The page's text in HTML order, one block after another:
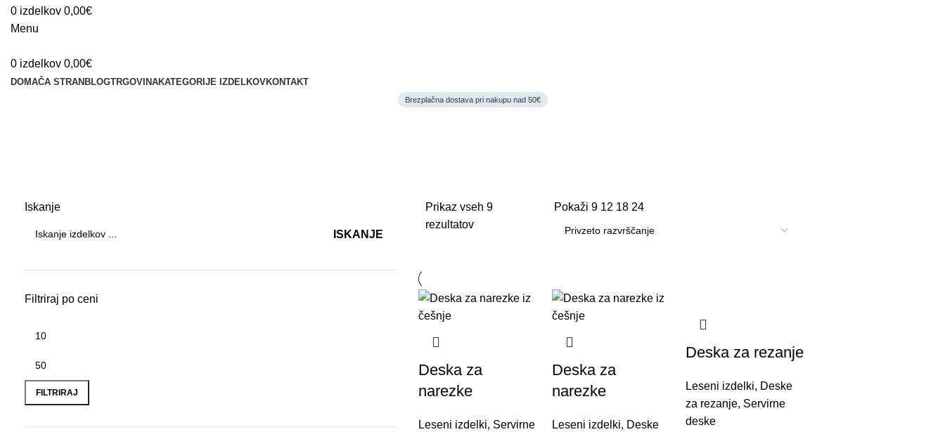
0 izdelkov 0,00€
Menu
0 izdelkov 0,00€
DOMAČA STRAN BLOGTRGOVINAKATEGORIJE IZDELKOVKONTAKT
Brezplačna dostava pri nakupu nad 50€
Iskanje
ISKANJE
Filtriraj po ceni
FILTRIRAJ
Prikaz vseh 9
rezultatov
Pokaži9 12 18 24
Deska za
narezke
Leseni izdelki, Servirne
Deska za
narezke
Leseni izdelki, Deske
Deska za rezanje
Leseni izdelki, Deske
za rezanje, Servirne
deske